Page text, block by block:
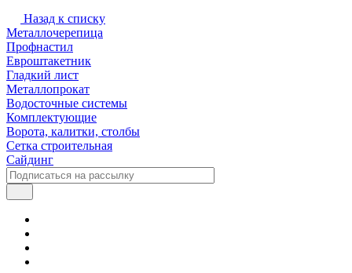
Назад к списку
Металлочерепица
Профнастил
Евроштакетник
Гладкий лист
Металлопрокат
Водосточные системы
Комплектующие
Ворота, калитки, столбы
Сетка строительная
Сайдинг